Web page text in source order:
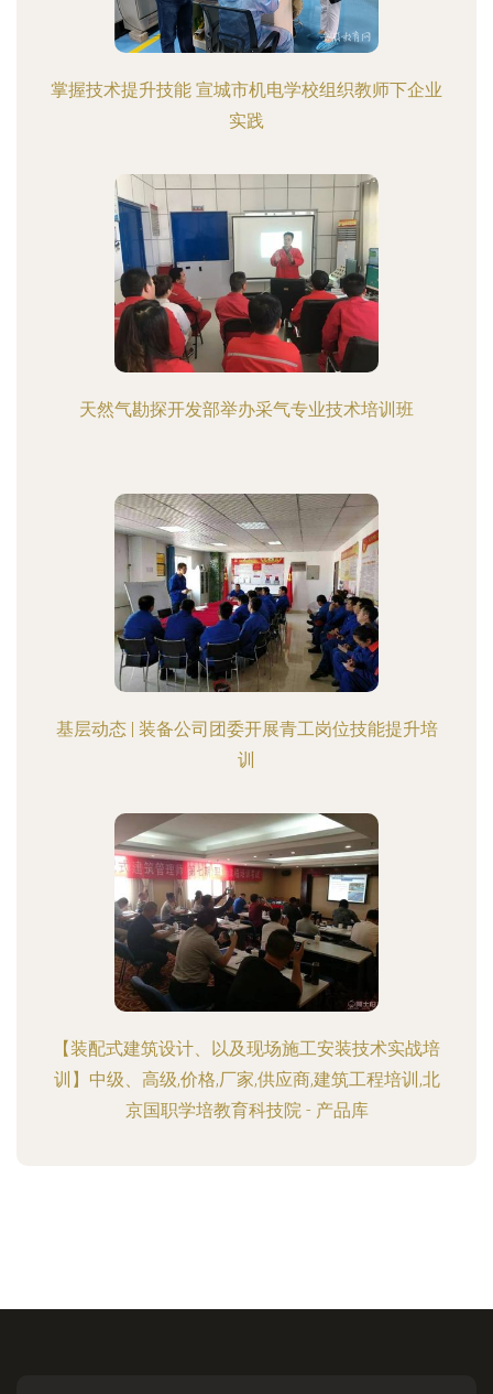
掌握技术提升技能 宣城市机电学校组织教师下企业
实践
天然气勘探开发部举办采气专业技术培训班
基层动态 | 装备公司团委开展青工岗位技能提升培
训
【装配式建筑设计、以及现场施工安装技术实战培
训】中级、高级,价格,厂家,供应商,建筑工程培训,北
京国职学培教育科技院 - 产品库